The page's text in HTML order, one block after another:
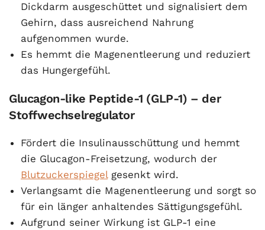
Dickdarm ausgeschüttet und signalisiert dem
Gehirn, dass ausreichend Nahrung
aufgenommen wurde.
Es hemmt die Magenentleerung und reduziert
das Hungergefühl.
Glucagon-like Peptide-1 (GLP-1) – der
Stoffwechselregulator
Fördert die Insulinausschüttung und hemmt
die Glucagon-Freisetzung, wodurch der
Blutzuckerspiegelgesenkt wird.
Verlangsamt die Magenentleerung und sorgt so
für ein länger anhaltendes Sättigungsgefühl.
Aufgrund seiner Wirkung ist GLP-1 eine